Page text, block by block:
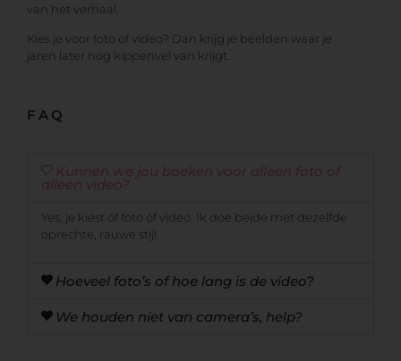
van het verhaal.
Kies je voor foto of video? Dan krijg je beelden waar je
jaren later nog kippenvel van krijgt.
FAQ
Kunnen we jou boeken voor alleen foto of
alleen video?
Yes, je kiest óf foto óf video. Ik doe beide met dezelfde
oprechte, rauwe stijl.
Hoeveel foto’s of hoe lang is de video?
We houden niet van camera’s, help?